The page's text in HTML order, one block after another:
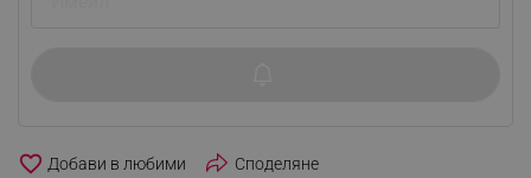
favorite_border Споделяне